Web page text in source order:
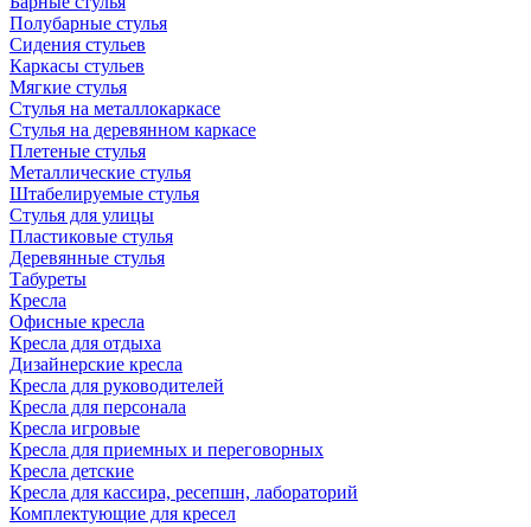
Полубарные стулья
Сидения стульев
Каркасы стульев
Мягкие стулья
Стулья на металлокаркасе
Стулья на деревянном каркасе
Плетеные стулья
Металлические стулья
Штабелируемые стулья
Стулья для улицы
Пластиковые стулья
Деревянные стулья
Табуреты
Кресла
Офисные кресла
Кресла для отдыха
Дизайнерские кресла
Кресла для руководителей
Кресла для персонала
Кресла игровые
Кресла для приемных и переговорных
Кресла детские
Кресла для кассира, ресепшн, лабораторий
Комплектующие для кресел